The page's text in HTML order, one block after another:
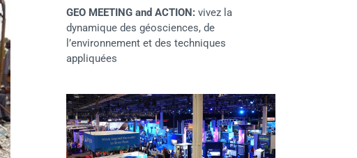
GEO MEETING and ACTION: vivez la
dynamique des géosciences, de
l’environnement et des techniques
appliquées